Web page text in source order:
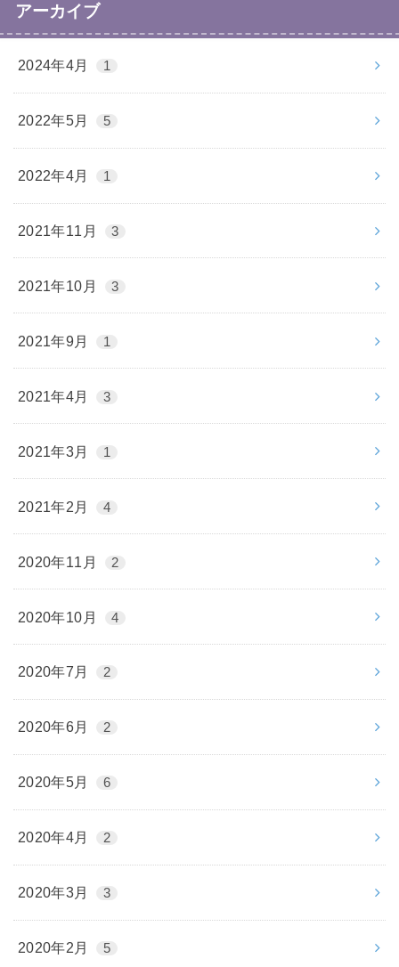
アーカイブ
2024年4月 1
2022年5月 5
2022年4月 1
2021年11月 3
2021年10月 3
2021年9月 1
2021年4月 3
2021年3月 1
2021年2月 4
2020年11月 2
2020年10月 4
2020年7月 2
2020年6月 2
2020年5月 6
2020年4月 2
2020年3月 3
2020年2月 5